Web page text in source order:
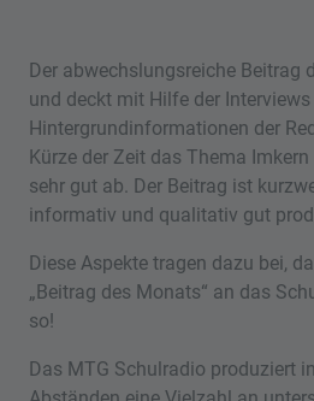
Der abwechslungsreiche Beitrag
und deckt mit Hilfe der
Hintergrundinformationen der
Kürze der Zeit das Thema
sehr gut ab. Der Beitrag ist
informativ und qualitativ gut
Diese Aspekte tragen dazu bei,
„Beitrag des Monats“ an das
so!
Das MTG Schulradio produziert